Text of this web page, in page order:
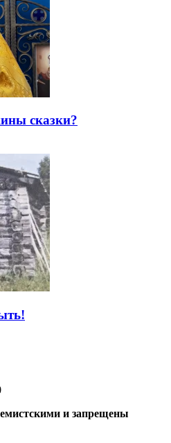
сказки?
и запрещены